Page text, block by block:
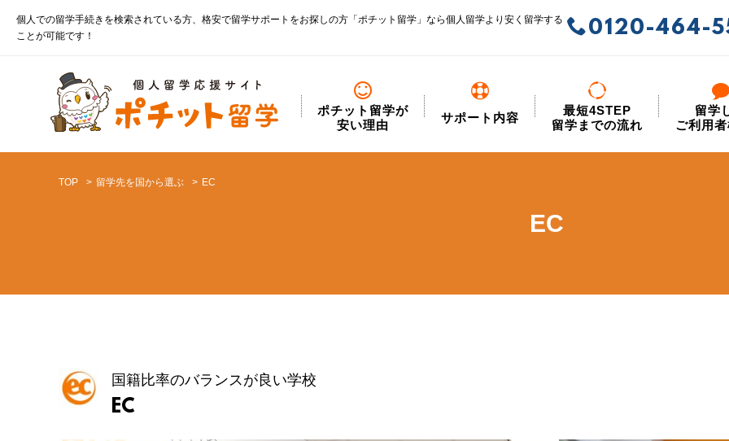
個人での留学手続きを検索されている方、格安で留学サポートをお探しの方「ポチット留学」なら個人留学より安く留学する
ことが可能です！
0120-464-
ポチット留学が
安い理由
サポート内容
最短4STEP
留学までの流れ
留学
ご利用
TOP 留学先を国から選ぶ EC
EC
国籍比率のバランスが良い学校
EC